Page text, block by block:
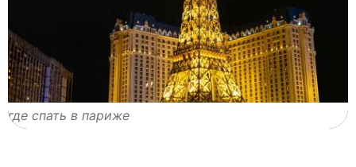
где спать в париже